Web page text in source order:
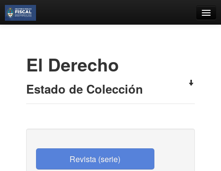
Estantes Virtuales
El Derecho
Estado de Colección